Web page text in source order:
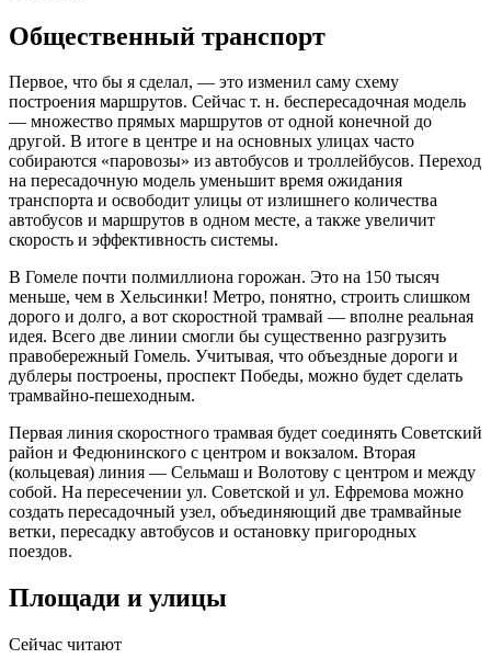
Общественный транспорт
Первое, что бы я сделал, — это изменил саму схему
построения маршрутов. Сейчас т. н. беспересадочная модель
— множество прямых маршрутов от одной конечной до
другой. В итоге в центре и на основных улицах часто
собираются «паровозы» из автобусов и троллейбусов. Переход
на пересадочную модель уменьшит время ожидания
транспорта и освободит улицы от излишнего количества
автобусов и маршрутов в одном месте, а также увеличит
скорость и эффективность системы.
В Гомеле почти полмиллиона горожан. Это на 150 тысяч
меньше, чем в Хельсинки! Метро, понятно, строить слишком
дорого и долго, а вот скоростной трамвай — вполне реальная
идея. Всего две линии смогли бы существенно разгрузить
правобережный Гомель. Учитывая, что объездные дороги и
дублеры построены, проспект Победы, можно будет сделать
трамвайно-пешеходным.
Первая линия скоростного трамвая будет соединять Советский
район и Федюнинского с центром и вокзалом. Вторая
(кольцевая) линия — Сельмаш и Волотову с центром и между
собой. На пересечении ул. Советской и ул. Ефремова можно
создать пересадочный узел, объединяющий две трамвайные
ветки, пересадку автобусов и остановку пригородных
поездов.
Площади и улицы
Сейчас читают